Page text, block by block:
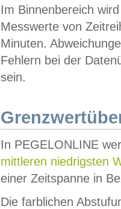
Im Binnenbereich
Messwerte von
Minuten.
Fehlern bei der
sein.
In PEGELONLINE
mittleren niedrigsten
einer Zeitspanne in
Die farblichen